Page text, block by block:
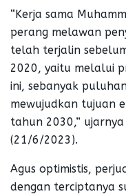
“Kerja sama
perang melawan
telah terjalin
2020, yaitu melalui
ini, sebanyak
mewujudkan tujuan
tahun 2030,”
(21/6/2023).
Agus optimistis,
dengan terciptanya